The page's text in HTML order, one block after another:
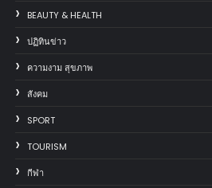
BEAUTY & HEALTH
ปฏิทินข่าว
ความงาม สุขภาพ
สังคม
SPORT
TOURISM
กีฬา